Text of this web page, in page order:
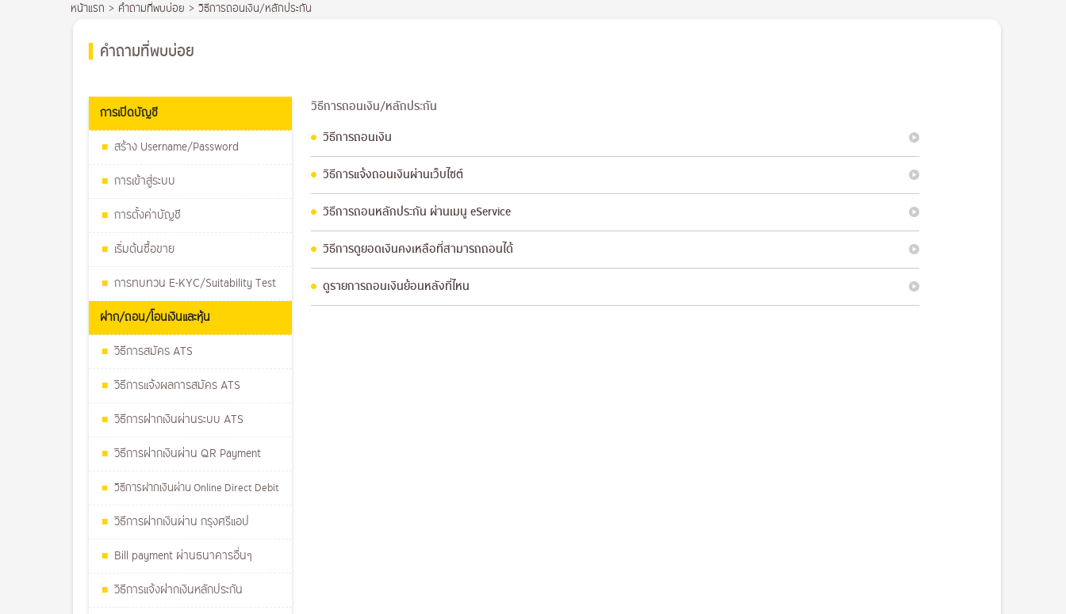
หน้าแรก > คำถามที่พบบ่อย > วิธีการถอนเงิน/หลักประกัน
คำถามที่พบบ่อย
การเปิดบัญชี
สร้าง Username/Password
การเข้าสู่ระบบ
การตั้งค่าบัญชี
เริ่มต้นซื้อขาย
การทบทวน E-KYC/Suitability Test
ฝาก/ถอน/โอนเงินและหุ้น
วิธีการสมัคร ATS
วิธีการแจ้งผลการสมัคร ATS
วิธีการฝากเงินผ่านระบบ ATS
วิธีการฝากเงินผ่าน QR Payment
วิธีการฝากเงินผ่าน Online Direct Debit
วิธีการฝากเงินผ่าน กรุงศรีแอป
Bill payment ผ่านธนาคารอื่นๆ
วิธีการแจ้งฝากเงินหลักประกัน
วิธีการถอนเงิน/หลักประกัน
วิธีการถอนเงิน
วิธีการแจ้งถอนเงินผ่านเว็บไซต์
วิธีการถอนหลักประกัน ผ่านเมนู eService
วิธีการดูยอดเงินคงเหลือที่สามารถถอนได้
ดูรายการถอนเงินย้อนหลังที่ไหน